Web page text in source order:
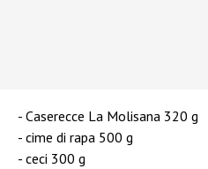
Caserecce La Molisana 320 g
cime di rapa 500 g
ceci 300 g